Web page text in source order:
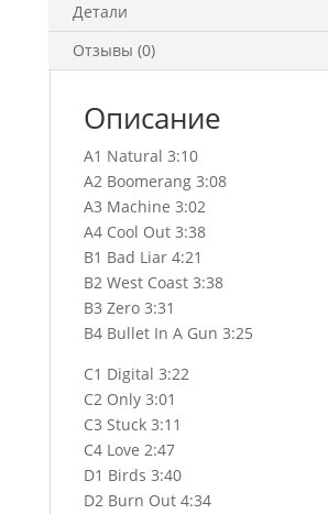
Детали
Отзывы (0)
Описание
A1 Natural 3:10
A2 Boomerang 3:08
A3 Machine 3:02
A4 Cool Out 3:38
B1 Bad Liar 4:21
B2 West Coast 3:38
B3 Zero 3:31
B4 Bullet In A Gun 3:25
C1 Digital 3:22
C2 Only 3:01
C3 Stuck 3:11
C4 Love 2:47
D1 Birds 3:40
D2 Burn Out 4:34